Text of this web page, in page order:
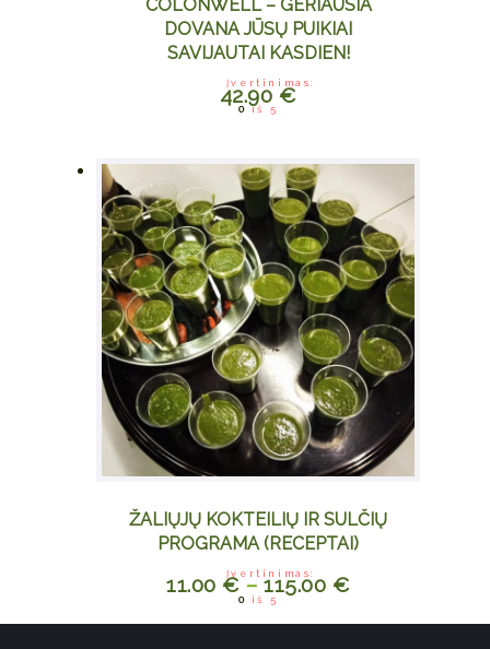
COLONWELL – GERIAUSIA
DOVANA JŪSŲ PUIKIAI
SAVIJAUTAI KASDIEN!
Įvertinimas:
0 iš 5
42.90 €
ŽALIŲJŲ KOKTEILIŲ IR SULČIŲ
PROGRAMA (RECEPTAI)
Įvertinimas:
0 iš 5
11.00 €–115.00 €